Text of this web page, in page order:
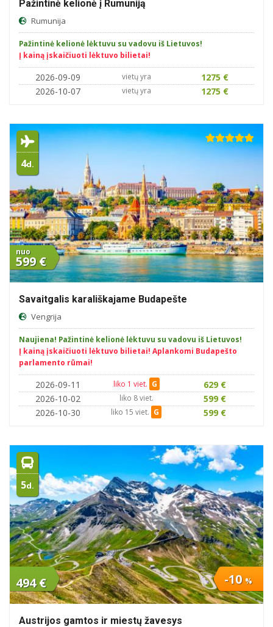
Pažintinė kelionė į Rumuniją
Rumunija
Pažintinė kelionė lėktuvu su vadovu iš Lietuvos!
Į kainą įskaičiuoti lėktuvo bilietai!
2026-09-09 vietų yra
1275 €
2026-10-07
vietų yra 1275 €
4d.
nuo
599 €
Savaitgalis karališkajame Budapešte
Vengrija
Naujiena! Pažintinė kelionė lėktuvu su vadovu iš Lietuvos!
Į kainą įskaičiuoti lėktuvo bilietai! Aplankomi Budapešto
parlamento rūmai!
2026-09-11 liko 1 viet. G
629 €
2026-10-02
liko 8 viet.
599 €
2026-10-30
liko 15 viet. G 599 €
5d.
494 € -10 %
Austrijos gamtos ir miestų žavesys